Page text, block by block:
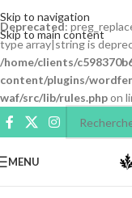
Deprecated:
type array|string is
/home/clients/
content/plugins/
waf/src/lib/rules.phpon
Skip to navigation
Skip to main content
MENU